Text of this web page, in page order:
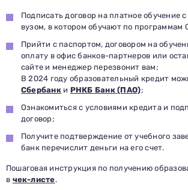
Подписать договор на платное обучение
вузом, в котором обучают по программам
Прийти с паспортом, договором на
оплату в офис банков-партнеров или
сайте и менеджер перезвонит вам;
В 2024 году образовательный кредит
Сбербанк и РНКБ Банк (ПАО);
Ознакомиться с условиями кредита и
договор;
Получите подтверждение от учебного
банк перечислит деньги на его счет.
Пошаговая инструкция по получению
в чек-листе.